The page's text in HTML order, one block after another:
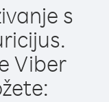
s
Viber